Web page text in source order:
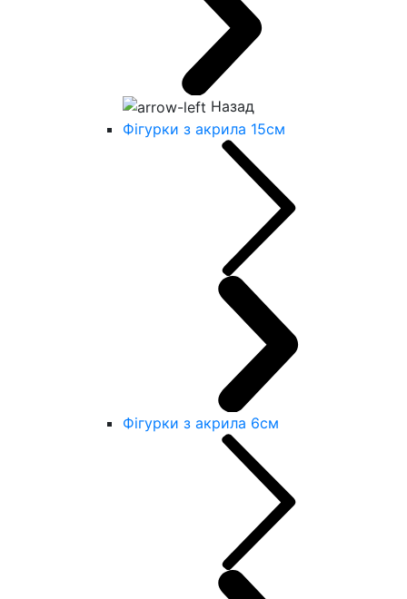
Назад
Фігурки з акрила 15см
Фігурки з акрила 6см